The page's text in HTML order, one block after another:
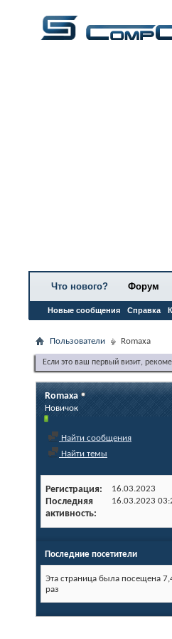
Что нового? Форум
Новые сообщения Справка
Пользователи Romaxa
Если это ваш первый визит,
Romaxa
Новичок
Найти сообщения
Найти темы
Регистрация 16.03.2023
Последняя
активность
16.03.2023
Последние посетители
Эта страница была посещена
раз